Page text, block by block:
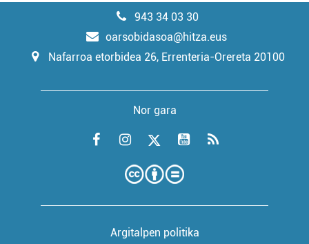
943 34 03 30
oarsobidasoa@hitza.eus
Nafarroa etorbidea 26, Errenteria-Orereta 20100
Nor gara
Argitalpen politika